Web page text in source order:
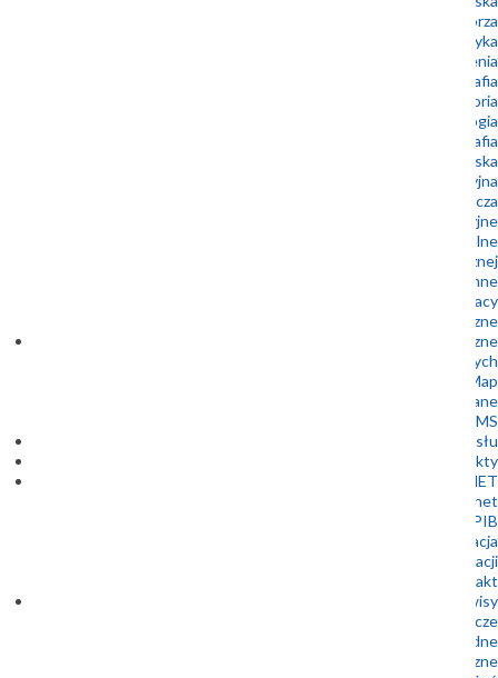
Geologia morza
Geoturystyka
Geozagrożenia
Kartografia
Laboratoria
Mikropaleontologia
Mineralogia i petrografia
Ochrona środowiska
Oferta edukacyjna
Oferta wydawnicza
Prace interwencyjne
Surowce mineralne
Udostępnianie informacji geologicznej i hydrogeologicznej
Wody podziemne
Oferty pracy
Zamówienia publiczne
Dane geologiczne
Bazy danych
1 Kliknięcie 10 Map
Metadane
WFS i WMS
Centrum Wsparcia Przemysłu
Projekty
GEOPLANET
Szkoła Doktorska Geoplanet
Doktoranci Geoplanet w PIG-PIB
Rekrutacja
Archiwum rekrutacji
Kontakt
podserwisy
Służba Geologiczna – Prawo geologiczne i górnicze
Służba Geologiczna – Prawo wodne
Centralne Archiwum Geologiczne